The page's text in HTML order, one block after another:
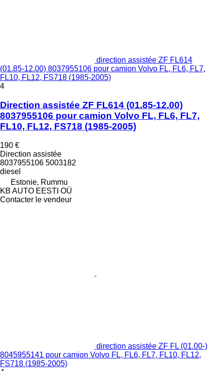
direction assistée ZF FL614
(01.85-12.00) 8037955106 pour camion Volvo FL, FL6, FL7,
FL10, FL12, FS718 (1985-2005)
4
Direction assistée ZF FL614 (01.85-12.00)
8037955106 pour camion Volvo FL, FL6, FL7,
FL10, FL12, FS718 (1985-2005)
190 €
Direction assistée
8037955106 5003182
diesel
Estonie, Rummu
KB AUTO EESTI OÜ
Contacter le vendeur
direction assistée ZF FL (01.00-)
8045955141 pour camion Volvo FL, FL6, FL7, FL10, FL12,
FS718 (1985-2005)